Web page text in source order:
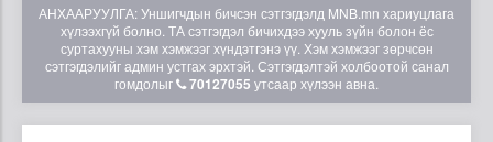
АНХААРУУЛГА: Уншигчдын бичсэн сэтгэгдэлд MNB.mn хариуцлага
хүлээхгүй болно. ТА сэтгэгдэл бичихдээ хууль зүйн болон ёс
суртахууны хэм хэмжээг хүндэтгэнэ үү. Хэм хэмжээг зөрчсөн
сэтгэгдэлийг админ устгах эрхтэй. Сэтгэгдэлтэй холбоотой санал
гомдолыг
70127055 утсаар хүлээн авна.